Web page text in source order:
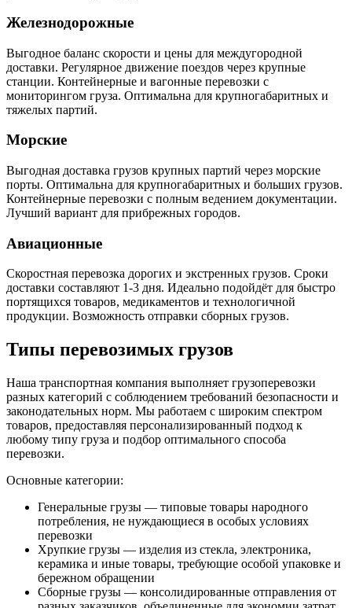
Железнодорожные
Выгодное баланс скорости и цены для междугородной
доставки. Регулярное движение поездов через крупные
станции. Контейнерные и вагонные перевозки с
мониторингом груза. Оптимальна для крупногабаритных и
тяжелых партий.
Морские
Выгодная доставка грузов крупных партий через морские
порты. Оптимальна для крупногабаритных и больших грузов.
Контейнерные перевозки с полным ведением документации.
Лучший вариант для прибрежных городов.
Авиационные
Скоростная перевозка дорогих и экстренных грузов. Сроки
доставки составляют 1-3 дня. Идеально подойдёт для быстро
портящихся товаров, медикаментов и технологичной
продукции. Возможность отправки сборных грузов.
Типы перевозимых грузов
Наша транспортная компания выполняет грузоперевозки
разных категорий с соблюдением требований безопасности и
законодательных норм. Мы работаем с широким спектром
товаров, предоставляя персонализированный подход к
любому типу груза и подбор оптимального способа
перевозки.
Основные категории:
Генеральные грузы — типовые товары народного
потребления, не нуждающиеся в особых условиях
перевозки
Хрупкие грузы — изделия из стекла, электроника,
керамика и иные товары, требующие особой упаковке и
бережном обращении
Сборные грузы — консолидированные отправления от